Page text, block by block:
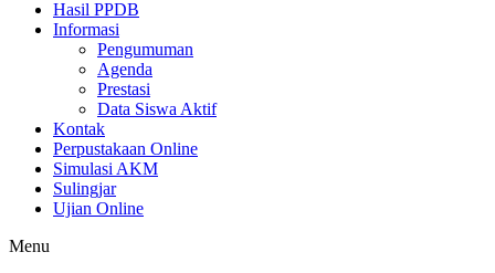
Hasil PPDB
Informasi
Pengumuman
Agenda
Prestasi
Data Siswa Aktif
Kontak
Perpustakaan Online
Simulasi AKM
Sulingjar
Ujian Online
Menu